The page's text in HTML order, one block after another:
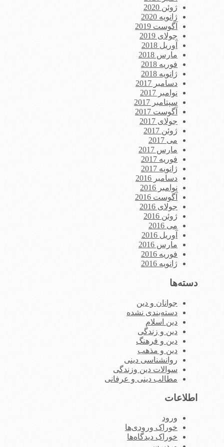
ژوئن 2020
ژانویه 2020
آگوست 2019
جولای 2019
آوریل 2018
مارس 2018
فوریه 2018
ژانویه 2018
دسامبر 2017
نوامبر 2017
سپتامبر 2017
آگوست 2017
جولای 2017
ژوئن 2017
می 2017
مارس 2017
فوریه 2017
ژانویه 2017
دسامبر 2016
نوامبر 2016
آگوست 2016
جولای 2016
ژوئن 2016
می 2016
آوریل 2016
مارس 2016
فوریه 2016
ژانویه 2016
دسته‌ها
جوانان و دین
دسته‌بندی نشده
دین اسلام
دین و زندگی
دین و فرهنگ
دین و مذهب
روانشناسی دینی
سوالات دین وزندگی
مطالب دینی و عرفانی
اطلاعات
ورود
خوراک ورودی‌ها
خوراک دیدگاه‌ها